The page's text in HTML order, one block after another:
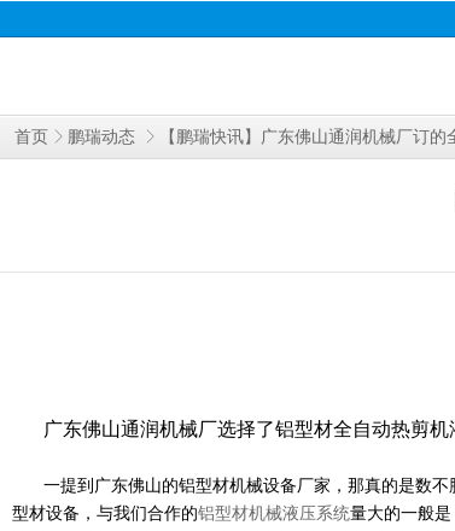
首页 鹏瑞动态 【鹏瑞快讯】广东佛山通润机械厂订
广东佛山通润机械厂选择了铝型材全自动热剪机
一提到广东佛山的铝型材机械设备厂家，那真的是数
型材设备，与我们合作的铝型材机械液压系统量大的一般是